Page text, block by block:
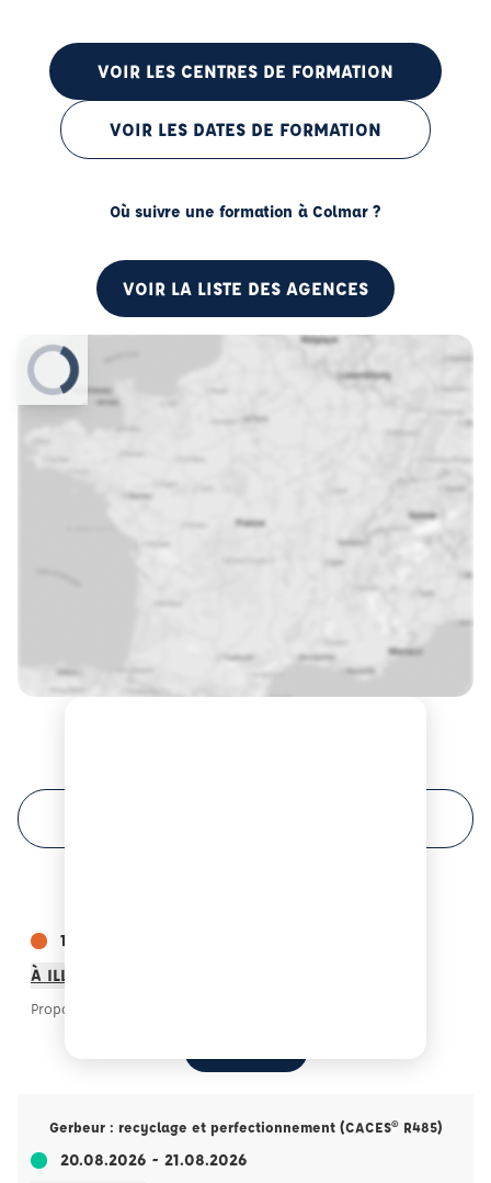
VOIR LES CENTRES DE FORMATION
VOIR LES DATES DE FORMATION
Où suivre une formation à Colmar ?
VOIR LA LISTE DES AGENCES
17.08.2026 - 21.08.2026
À ILLZACH (68)
Proposé par ECF ORAKIN - MULHOUSE
Gerbeur : recyclage et perfectionnement (CACES® R485)
20.08.2026 - 21.08.2026